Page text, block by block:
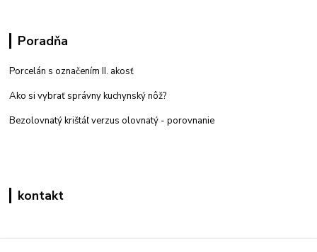
Poradňa
Porcelán s označením II. akosť
Ako si vybrať správny kuchynský nôž?
Bezolovnatý krištáľ verzus olovnatý - porovnanie
kontakt